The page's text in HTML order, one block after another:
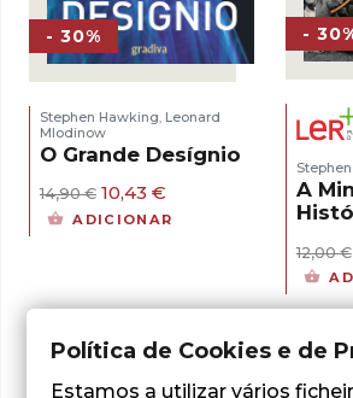
- 30%
Stephen Hawking, Leonard
Mlodinow
O Grande Desígnio
14,90€ O
preço
10,43 €
preço
ADICIONAR
-
A
12,00€
Política de Cookies e de
Estamos a utilizar vários